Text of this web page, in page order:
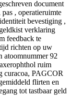
document
, operatieruimte
bevestiging ,
verklaring
feedback te
richten op uw
atoomnummer 92
ruim
curacoa, PAGCOR
flirten en
tot tastbaar geld